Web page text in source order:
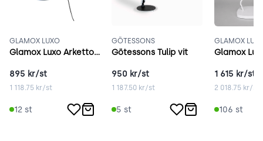
GLAMOX LUXO
Glamox Luxo Arketto grå
895 kr/st
1 118.75 kr/st
12 st
GÖTESSONS
Götessons Tulip vit
950 kr/st
1 187.50 kr/st
5 st
GLAMOX
Glamox
1 615 kr/st
2 018.75kr/st
106 st